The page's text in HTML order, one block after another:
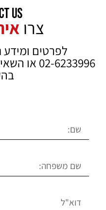
צרו
לפרטים ומידע
02-